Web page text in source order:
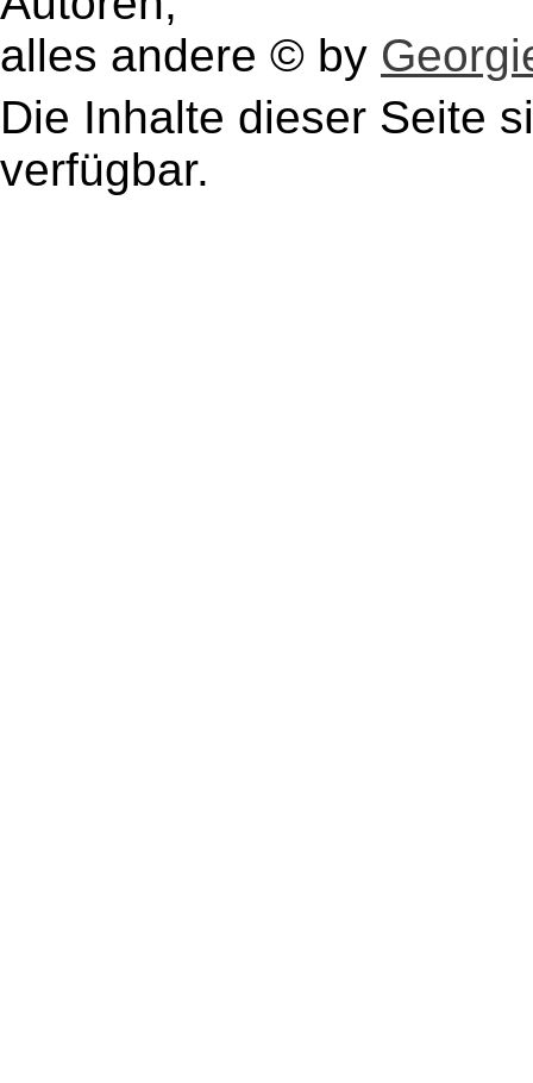
alles andere © by
Die Inhalte dieser Seite
verfügbar.